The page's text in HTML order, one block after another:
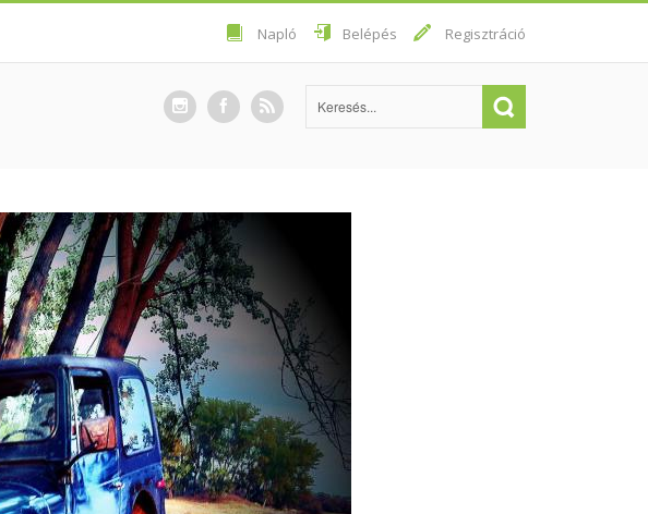
Napló Belépés Regisztráció